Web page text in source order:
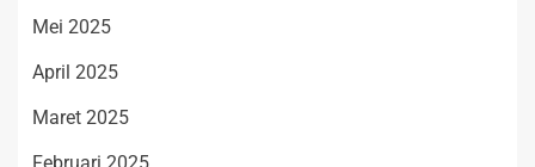
Mei 2025
April 2025
Maret 2025